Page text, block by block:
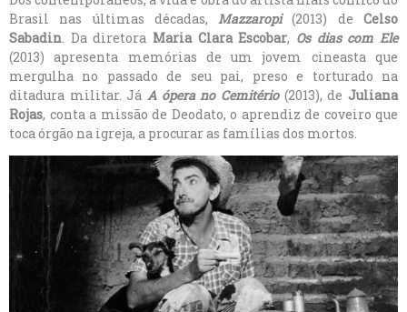
Brasil nas últimas décadas,Mazzaropi (2013) de Celso
Sabadin. Da diretora Maria Clara Escobar, Os dias com Ele
(2013) apresenta memórias de um jovem cineasta que
mergulha no passado de seu pai, preso e torturado na
ditadura militar. Já A ópera no Cemitério(2013), de Juliana
Rojas, conta a missão de Deodato, o aprendiz de coveiro que
toca órgão na igreja, a procurar as famílias dos mortos.